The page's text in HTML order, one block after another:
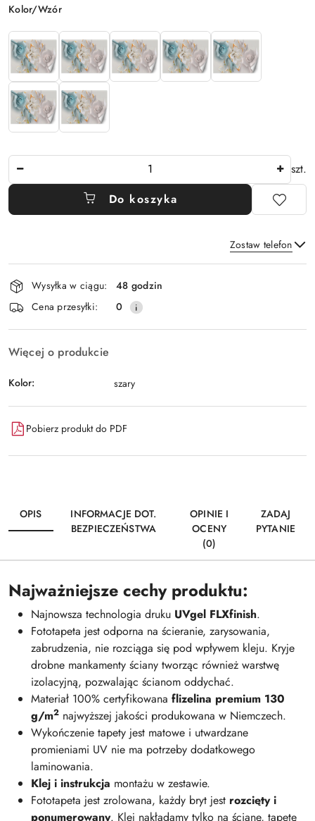
Wariant
Kolor/Wzór
szt.
Do koszyka
Zostaw telefon
Wyślij
Dostępność
i
dostawa
Wysyłka w ciągu:
48 godzin
Cena przesyłki:
0
Więcej o produkcie
Kolor: szary
Pobierz produkt do PDF
OPIS
INFORMACJE DOT.
BEZPIECZEŃSTWA
OPINIE I
OCENY
(0)
ZADAJ
PYTANIE
Najważniejsze cechy produktu:
Najnowsza technologia druku UVgel FLXfinish.
Fototapeta jest odporna na ścieranie, zarysowania,
zabrudzenia, nie rozciąga się pod wpływem kleju. Kryje
drobne mankamenty ściany tworząc również warstwę
izolacyjną, pozwalając ścianom oddychać.
Materiał 100% certyfikowana flizelina premium 130
g/m2 najwyższej jakości produkowana w Niemczech.
Wykończenie tapety jest matowe i utwardzane
promieniami UV nie ma potrzeby dodatkowego
laminowania.
Klej i instrukcja montażu w zestawie.
Fototapeta jest zrolowana, każdy bryt jest rozcięty i
ponumerowany. Klej nakładamy tylko na ścianę, tapetę